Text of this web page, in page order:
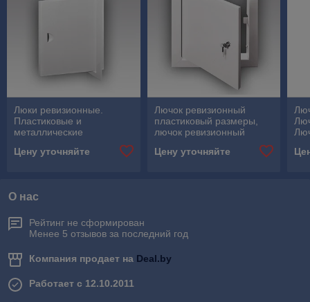
Люки ревизионные.
Пластиковые и
металлические
белого цвета для ревизии
Цену уточняйте
Лючок ревизионный
пластиковый размеры,
лючок ревизионный
ревизионный
Цену уточняйте
О нас
Рейтинг не сформирован
Менее 5 отзывов за последний год
Компания продает на Deal.by
Работает с 12.10.2011